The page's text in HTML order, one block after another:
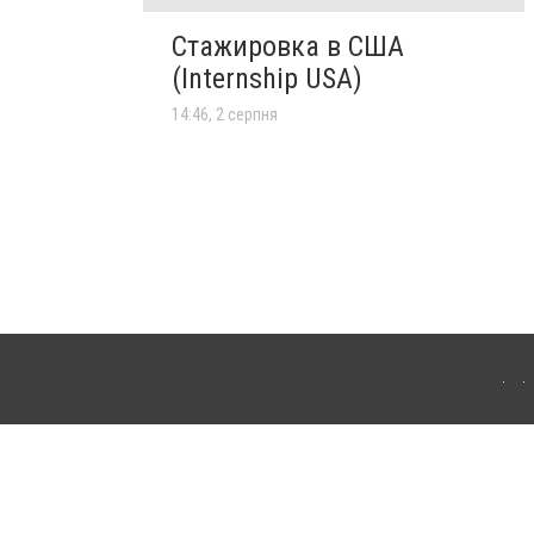
Стажировка в США
(Internship USA)
14:46, 2 серпня